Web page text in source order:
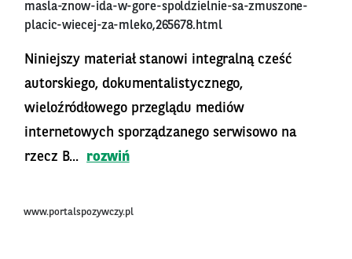
masla-znow-ida-w-gore-spoldzielnie-sa-zmuszone-
placic-wiecej-za-mleko,265678.html
Niniejszy materiał stanowi integralną cześć
autorskiego, dokumentalistycznego,
wieloźródłowego przeglądu mediów
internetowych sporządzanego serwisowo na
rzecz B...
rozwiń
www.portalspozywczy.pl